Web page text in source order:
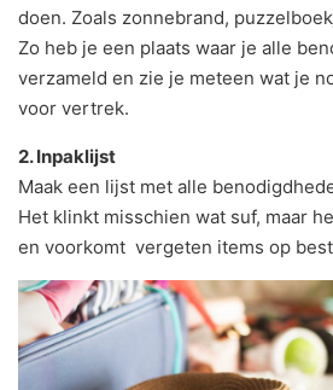
doen. Zoals zonnebrand,
Zo heb je een plaats waar je alle
verzameld en zie je meteen wat je
voor vertrek.
2. Inpaklijst
Maak een lijst met alle
Het klinkt misschien wat suf, maar
en voorkomt vergeten items op